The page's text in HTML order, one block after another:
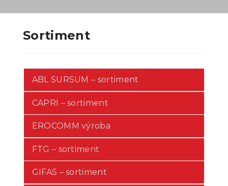
Sortiment
ABL SURSUM – sortiment
CAPRI – sortiment
EROCOMM výroba
FTG – sortiment
GIFAS – sortiment